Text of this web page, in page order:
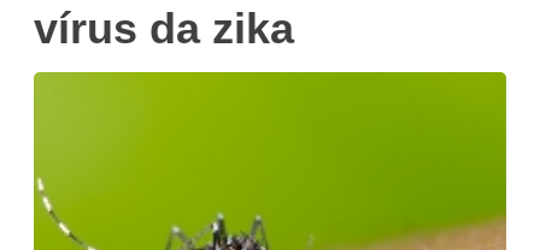
vírus da zika